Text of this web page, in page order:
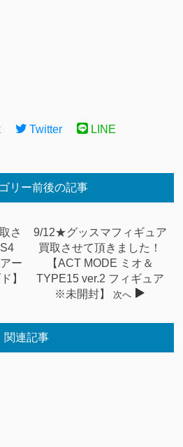
Twitter LINE
リー前後の記事
さ
ー
】
9/12★グッスマフィギュア
買取させて頂きました！
【ACT MODE ミオ＆
TYPE15 ver.2 フィギュア
※未開封】
次へ
関連記事